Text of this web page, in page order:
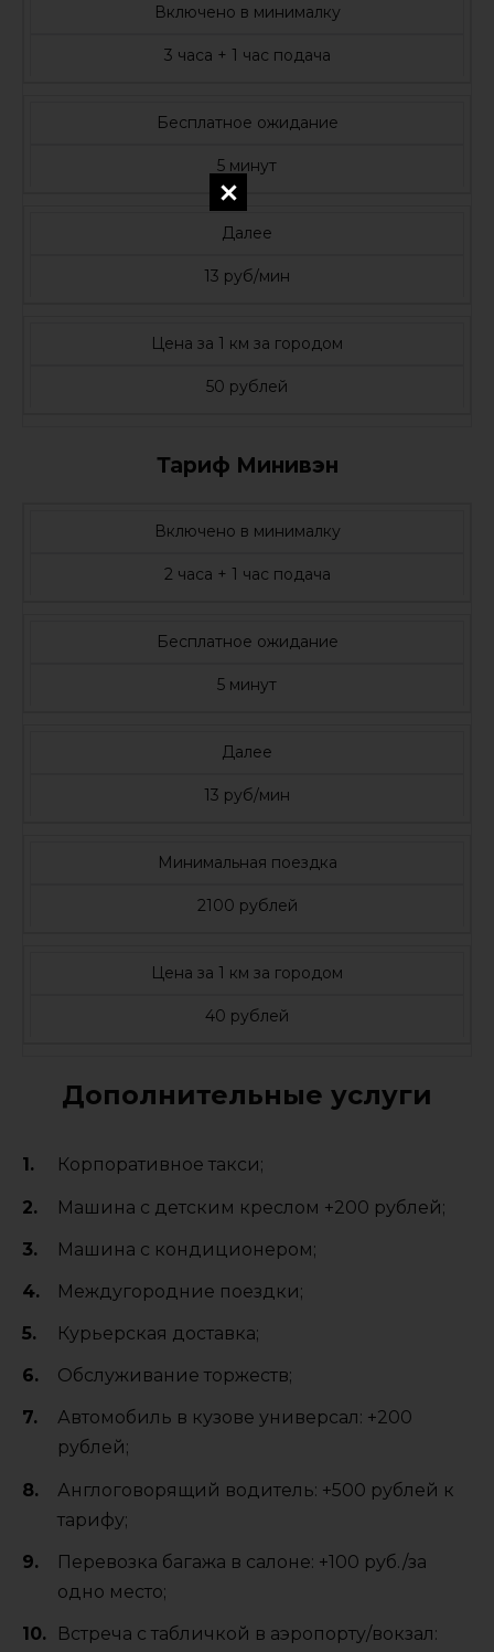
Включено в минималку
3 часа + 1 час подача
Бесплатное ожидание
5 минут
Далее
13 руб/мин
Цена за 1 км за городом
50 рублей
Тариф Минивэн
Включено в минималку
2 часа + 1 час подача
Бесплатное ожидание
5 минут
Далее
13 руб/мин
Минимальная поездка
2100 рублей
Цена за 1 км за городом
40 рублей
Дополнительные услуги
Корпоративное такси;
Машина с детским креслом +200 рублей;
Машина с кондиционером;
Междугородние поездки;
Курьерская доставка;
Обслуживание торжеств;
Автомобиль в кузове универсал: +200
рублей;
Англоговорящий водитель: +500 рублей к
тарифу;
Перевозка багажа в салоне: +100 руб./за
одно место;
Встреча с табличкой в аэропорту/вокзал: